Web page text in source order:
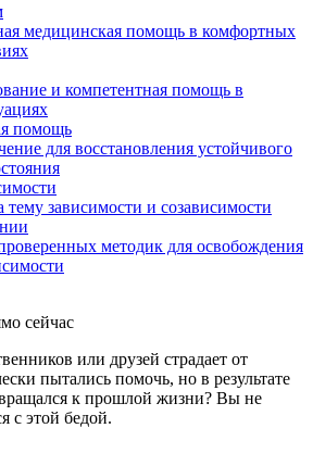
медицинская помощь в комфортных
и компетентная помощь в
помощь
для восстановления устойчивого
тему зависимости и созависимости
методик для освобождения
сейчас
или друзей страдает от
пытались помочь, но в результате
к прошлой жизни? Вы не
с этой бедой.